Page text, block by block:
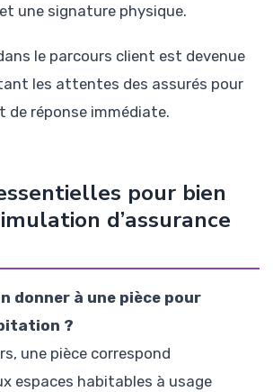
une signature physique.
le parcours client est devenue
les attentes des assurés pour
de réponse immédiate.
pour bien
d’assurance
donner à une pièce pour
?
une pièce correspond
espaces habitables à usage